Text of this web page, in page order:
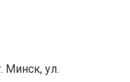
Минск, ул.